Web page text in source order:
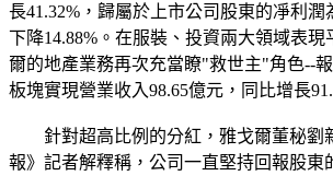
長41.32%，歸屬於上市公司股東的凈利潤
下降14.88%。在服裝、投資兩大領域表
爾的地產業務再次充當瞭"救世主"角色--
板塊實現營業收入98.65億元，同比增長
針對超高比例的分紅，雅戈爾董秘劉
報》記者解釋稱，公司一直堅持回報股東